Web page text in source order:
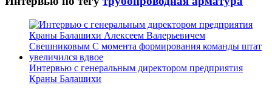
Интервью с генеральным директором предприятия
Краны Балашихи